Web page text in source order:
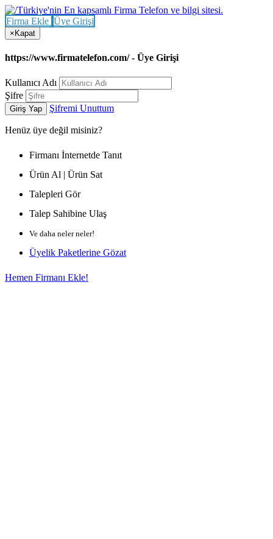
Firma Ekle Üye Girişi
× Kapat
https://www.firmatelefon.com/ - Üye Girişi
Kullanıcı Adı
Şifre
Giriş Yap Şifremi Unuttum
Henüz üye değil misiniz?
Firmanı İnternetde Tanıt
Ürün Al | Ürün Sat
Talepleri Gör
Talep Sahibine Ulaş
Ve daha neler neler!
Üyelik Paketlerine Gözat
Hemen Firmanı Ekle!